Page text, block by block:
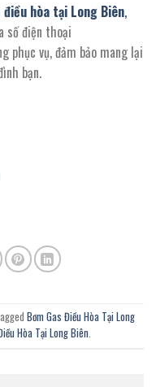
điều hòa tại Long Biên,
số điện thoại
phục vụ, đảm bảo mang lại
bạn.
Bơm Gas Điều Hòa Tại Long
Hòa Tại Long Biên.